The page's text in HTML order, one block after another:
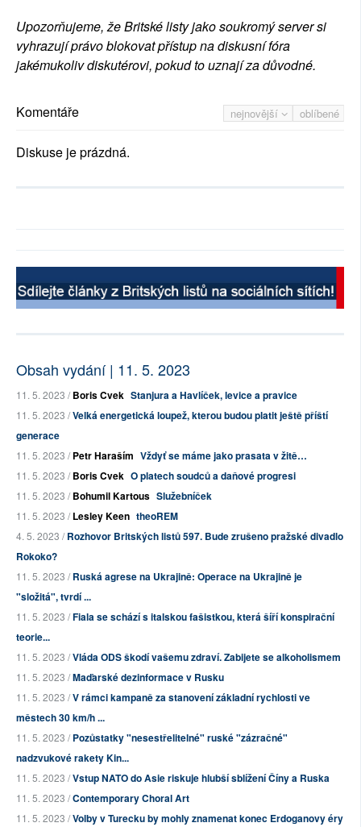
Upozorňujeme, že Britské listy jako soukromý server si
vyhrazují právo blokovat přístup na diskusní fóra
jakémukoliv diskutérovi, pokud to uznají za důvodné.
nejnovější oblíbené
Komentáře
Diskuse je prázdná.
Obsah vydání | 11. 5. 2023
11. 5. 2023 /Boris Cvek Stanjura a Havlíček, levice a pravice
11. 5. 2023 /Velká energetická loupež, kterou budou platit ještě příští
generace
11. 5. 2023 /Petr Haraším Vždyť se máme jako prasata v žitě…
11. 5. 2023 /Boris Cvek O platech soudců a daňové progresi
11. 5. 2023 /Bohumil Kartous Služebníček
11. 5. 2023 /Lesley Keen theoREM
4. 5. 2023 /Rozhovor Britských listů 597. Bude zrušeno pražské divadlo
Rokoko?
11. 5. 2023 /Ruská agrese na Ukrajině: Operace na Ukrajině je
"složitá", tvrdí ...
11. 5. 2023 /Fiala se schází s italskou fašistkou, která šíří konspirační
teorie...
11. 5. 2023 /Vláda ODS škodí vašemu zdraví. Zabijete se alkoholismem
11. 5. 2023 /Maďarské dezinformace v Rusku
11. 5. 2023 /V rámci kampaně za stanovení základní rychlosti ve
městech 30 km/h ...
11. 5. 2023 /Pozůstatky "nesestřelitelné" ruské "zázračné"
nadzvukové rakety Kin...
11. 5. 2023 /Vstup NATO do Asie riskuje hlubší sblížení Číny a Ruska
11. 5. 2023 /Contemporary Choral Art
11. 5. 2023 /Volby v Turecku by mohly znamenat konec Erdoganovy éry